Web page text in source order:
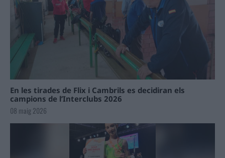
En les tirades de Flix i Cambrils es decidiran els
campions de l’Interclubs 2026
08 maig 2026